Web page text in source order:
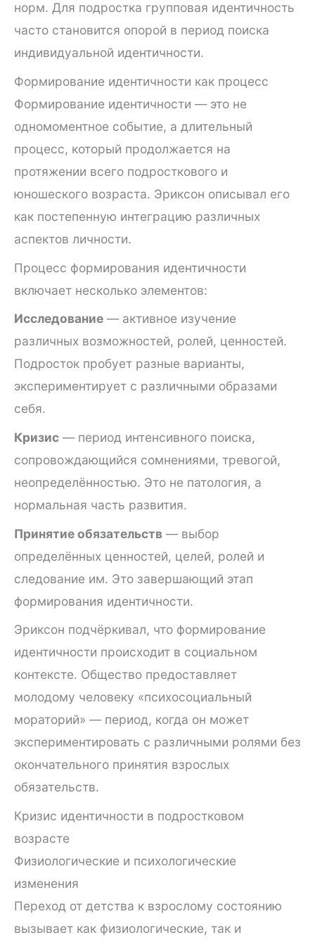
норм. Для подростка групповая идентичность
часто становится опорой в период поиска
индивидуальной идентичности.
Формирование идентичности как процесс
Формирование идентичности — это не
одномоментное событие, а длительный
процесс, который продолжается на
протяжении всего подросткового и
юношеского возраста. Эриксон описывал его
как постепенную интеграцию различных
аспектов личности.
Процесс формирования идентичности
включает несколько элементов:
Исследование — активное изучение
различных возможностей, ролей, ценностей.
Подросток пробует разные варианты,
экспериментирует с различными образами
себя.
Кризис — период интенсивного поиска,
сопровождающийся сомнениями, тревогой,
неопределённостью. Это не патология, а
нормальная часть развития.
Принятие обязательств — выбор
определённых ценностей, целей, ролей и
следование им. Это завершающий этап
формирования идентичности.
Эриксон подчёркивал, что формирование
идентичности происходит в социальном
контексте. Общество предоставляет
молодому человеку «психосоциальный
мораторий» — период, когда он может
экспериментировать с различными ролями без
окончательного принятия взрослых
обязательств.
Кризис идентичности в подростковом
возрасте
Физиологические и психологические
изменения
Переход от детства к взрослому состоянию
вызывает как физиологические, так и